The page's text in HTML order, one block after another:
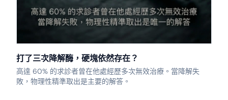
打了三次降解酶，硬塊依然存在？
高達 60% 的求診者曾在他處經歷多次無效治療。當降解失
敗，物理性精準取出是主要的解答。